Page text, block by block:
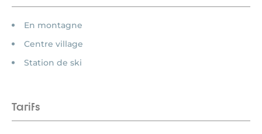
En montagne
Centre village
Station de ski
Tarifs